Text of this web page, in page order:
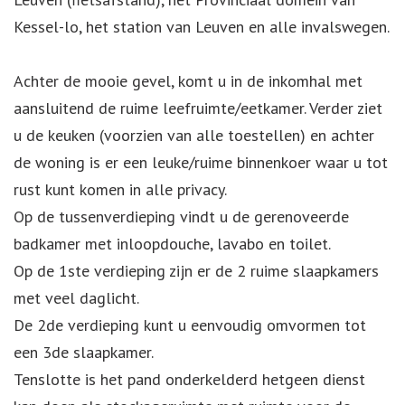
Kessel-lo, het station van Leuven en alle invalswegen.
Achter de mooie gevel, komt u in de inkomhal met
aansluitend de ruime leefruimte/eetkamer. Verder ziet
u de keuken (voorzien van alle toestellen) en achter
de woning is er een leuke/ruime binnenkoer waar u tot
rust kunt komen in alle privacy.
Op de tussenverdieping vindt u de gerenoveerde
badkamer met inloopdouche, lavabo en toilet.
Op de 1ste verdieping zijn er de 2 ruime slaapkamers
met veel daglicht.
De 2de verdieping kunt u eenvoudig omvormen tot
een 3de slaapkamer.
Tenslotte is het pand onderkelderd hetgeen dienst